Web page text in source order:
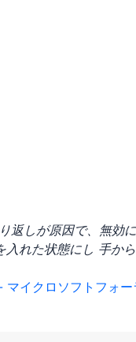
返しが原因で、無効
れた状態にし 手か
マイクロソフトフォー